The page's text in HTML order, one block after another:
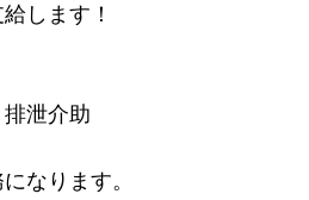
します！
排泄介助
なります。